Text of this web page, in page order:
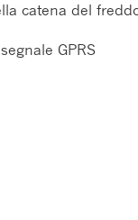
catena del
GPRS